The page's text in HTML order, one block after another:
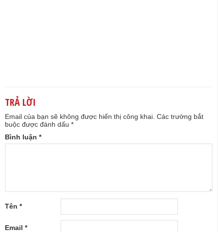
TRẢ LỜI
Email của bạn sẽ không được hiển thị công khai. Các trường bắt
buộc được đánh dấu *
Bình luận *
Tên *
Email *